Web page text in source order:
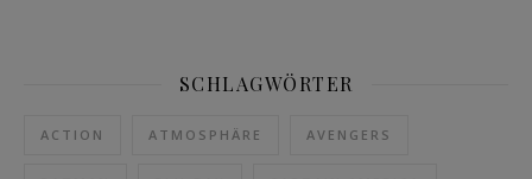
SCHLAGWÖRTER
ACTION ATMOSPHÄRE AVENGERS